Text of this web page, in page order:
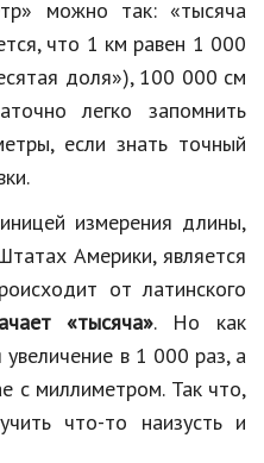
можно так: «тысяча
что 1 км равен 1 000
доля»), 100 000 см
легко запомнить
если знать точный
измерения длины,
Америки, является
от латинского
«тысяча». Но как
в 1 000 раз, а
с миллиметром. Так что,
что-то наизусть и